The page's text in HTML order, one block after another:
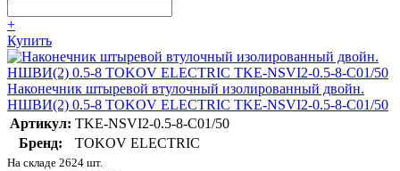
+
Купить
Наконечник штыревой втулочный изолированный двойн.
НШВИ(2) 0.5-8 TOKOV ELECTRIC TKE-NSVI2-0.5-8-C01/50
Артикул: TKE-NSVI2-0.5-8-C01/50
Бренд:
TOKOV ELECTRIC
На складе 2624 шт.